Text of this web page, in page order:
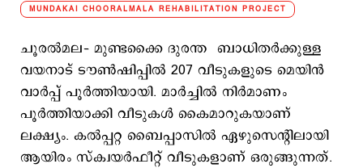
MUNDAKAI CHOORALMALA REHABILITATION PROJECT
ചൂരല്‍മല– മുണ്ടക്കൈ ദുരന്ത ബാധിതര്‍ക്കുള്ള
വയനാട് ടൗണ്‍ഷിപ്പില്‍ 207 വീടുകളുടെ മെയിന്‍
വാര്‍പ്പ് പൂര്‍ത്തിയായി. മാര്‍ച്ചില്‍ നിര്‍മാണം
പൂര്‍ത്തിയാക്കി വീടുകള്‍ കൈമാറുകയാണ്
ലക്ഷ്യം. കല്‍പ്പറ്റ ബൈപ്പാസില്‍ ഏഴുസെന്‍റിലായി
ആയിരം സ്ക്വയര്‍ഫീറ്റ് വീടുകളാണ് ഒരുങ്ങുന്നത്.